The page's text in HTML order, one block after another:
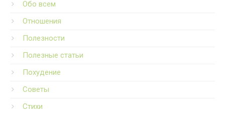
Обо всем
Отношения
Полезности
Полезные статьи
Похудение
Советы
Стихи